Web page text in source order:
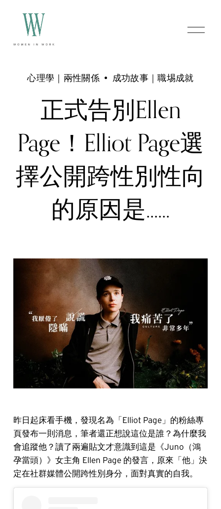
O
p
正式告別Ellen
Page！Elliot Page選
擇公開跨性別性向
的原因是......
心理學｜兩性關係 成功故事｜職埸成就
昨日起床看手機，發現名為「Elliot Page」的粉絲專
頁發布一則消息，筆者還正想說這位是誰？為什麼我
會追蹤他？讀了兩遍貼文才意識到這是《Juno（鴻
孕當頭）》女主角 Ellen Page 的發言，原來「他」決
定在社群媒體公開跨性別身分，面對真實的自我。